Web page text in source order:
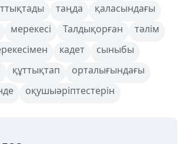
таңда
қаласындағы
мерекесі Талдықорған
тәлім
кадет
сыныбы
құттықтап
орталығындағы
оқушыәріптестерін